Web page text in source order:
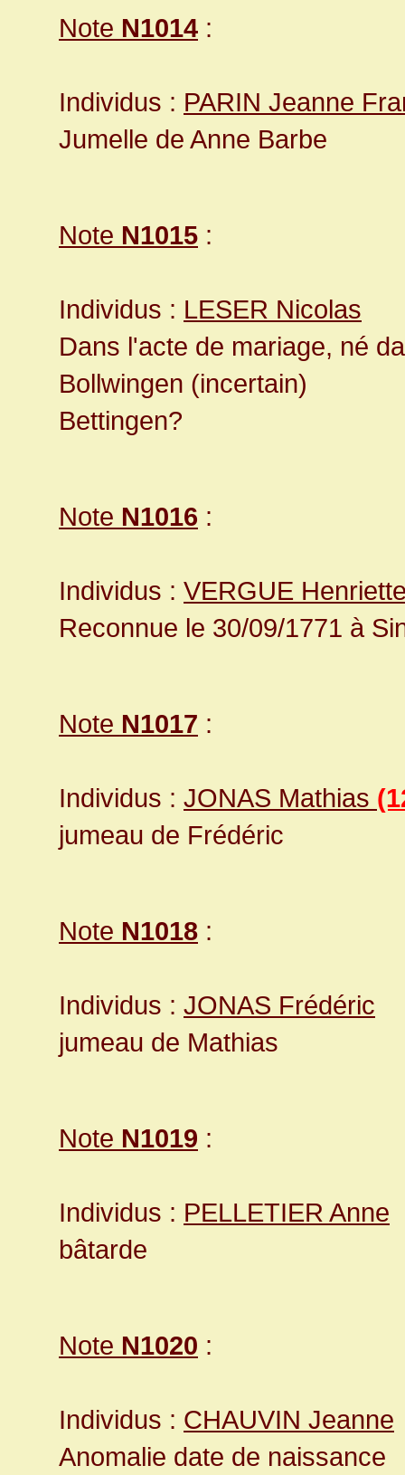
Note N1014 :
Individus : PARIN Jeanne
Jumelle de Anne Barbe
Note N1015 :
Individus : LESER Nicolas
Dans l'acte de mariage, né
Bollwingen (incertain)
Bettingen?
Note N1016 :
Individus : VERGUE
Reconnue le 30/09/1771 à
Note N1017 :
Individus : JONAS Mathias
jumeau de Frédéric
Note N1018 :
Individus : JONAS Frédéric
jumeau de Mathias
Note N1019 :
Individus : PELLETIER Anne
bâtarde
Note N1020 :
Individus : CHAUVIN Jeanne
Anomalie date de naissance